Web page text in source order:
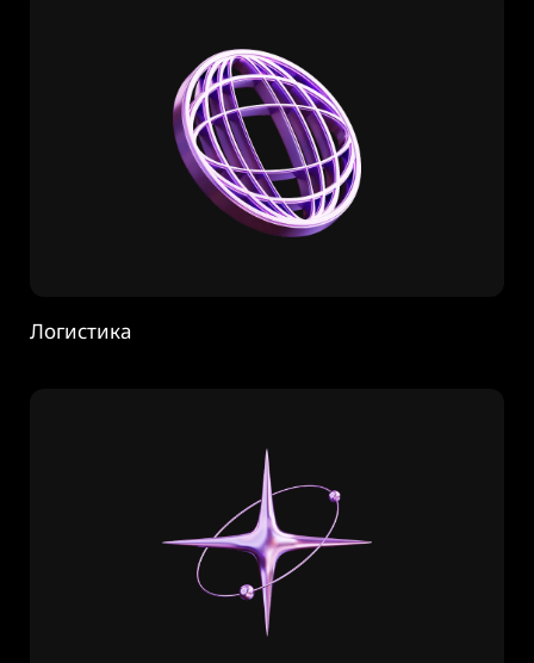
Логистика